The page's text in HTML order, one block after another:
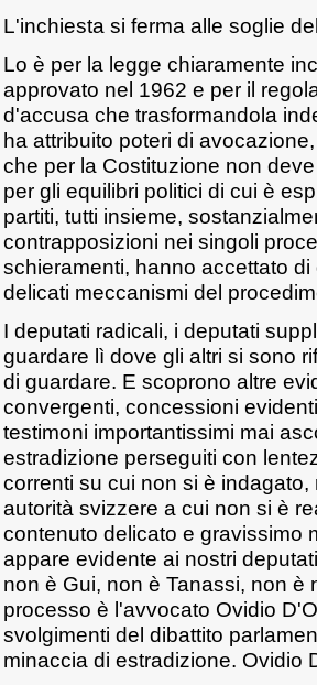
L'inchiesta si ferma alle soglie
Lo è per la legge chiaramente
approvato nel 1962 e per il
d'accusa che trasformandola
ha attribuito poteri di
che per la Costituzione non
per gli equilibri politici di cui è
partiti, tutti insieme,
contrapposizioni nei singoli
schieramenti, hanno accettato
delicati meccanismi del
I deputati radicali, i deputati
guardare lì dove gli altri si sono
di guardare. E scoprono altre
convergenti, concessioni
testimoni importantissimi mai
estradizione perseguiti con
correnti su cui non si è
autorità svizzere a cui non si è
contenuto delicato e gravissimo
appare evidente ai nostri
non è Gui, non è Tanassi, non è
processo è l'avvocato Ovidio
svolgimenti del dibattito
minaccia di estradizione. Ovidio